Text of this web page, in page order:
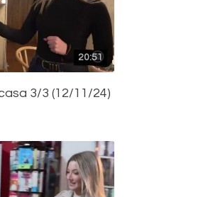
20:51
3/3 (12/11/24)